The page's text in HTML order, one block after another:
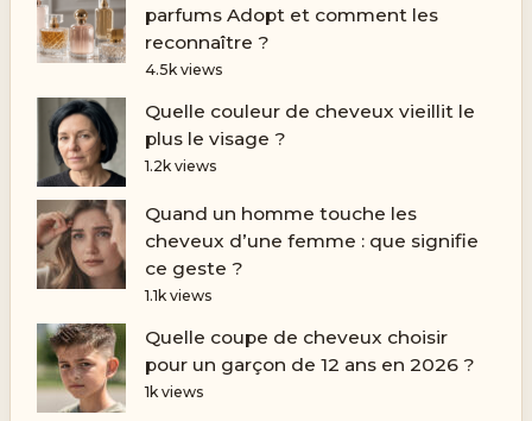
parfums Adopt et comment les
reconnaître ?
4.5k views
Quelle couleur de cheveux vieillit le
plus le visage ?
1.2k views
Quand un homme touche les
cheveux d’une femme : que signifie
ce geste ?
1.1k views
Quelle coupe de cheveux choisir
pour un garçon de 12 ans en 2026 ?
1k views